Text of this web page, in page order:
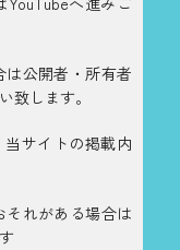
公開者・所有者
致します。
サイトの掲載内
れがある場合は